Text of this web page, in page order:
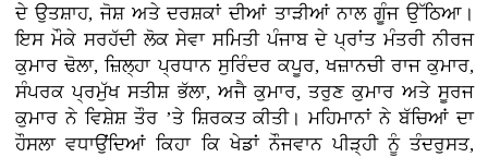
ਦੇ ਉਤਸ਼ਾਹ, ਜੋਸ਼ ਅਤੇ ਦਰਸ਼ਕਾਂ ਦੀਆਂ ਤਾੜੀਆਂ ਨਾਲ ਗੂੰਜ ਉੱਠਿਆ।
ਇਸ ਮੌਕੇ ਸਰਹੱਦੀ ਲੋਕ ਸੇਵਾ ਸਮਿਤੀ ਪੰਜਾਬ ਦੇ ਪ੍ਰਾਂਤ ਮੰਤਰੀ ਨੀਰਜ
ਕੁਮਾਰ ਢੋਲਾ, ਜ਼ਿਲ੍ਹਾ ਪ੍ਰਧਾਨ ਸੁਰਿੰਦਰ ਕਪੂਰ, ਖਜ਼ਾਨਚੀ ਰਾਜ ਕੁਮਾਰ,
ਸੰਪਰਕ ਪ੍ਰਮੁੱਖ ਸਤੀਸ਼ ਭੱਲਾ, ਅਜੈ ਕੁਮਾਰ, ਤਰੁਣ ਕੁਮਾਰ ਅਤੇ ਸੂਰਜ
ਕੁਮਾਰ ਨੇ ਵਿਸ਼ੇਸ਼ ਤੌਰ ’ਤੇ ਸ਼ਿਰਕਤ ਕੀਤੀ। ਮਹਿਮਾਨਾਂ ਨੇ ਬੱਚਿਆਂ ਦਾ
ਹੌਸਲਾ ਵਧਾਉਂਦਿਆਂ ਕਿਹਾ ਕਿ ਖੇਡਾਂ ਨੌਜਵਾਨ ਪੀੜ੍ਹੀ ਨੂੰ ਤੰਦਰੁਸਤ,